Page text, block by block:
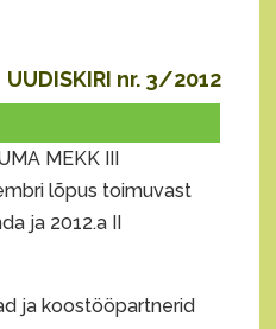
UUDISKIRI nr. 3/2012
MEKK III
lõpus toimuvast
ja 2012.a II
ja koostööpartnerid